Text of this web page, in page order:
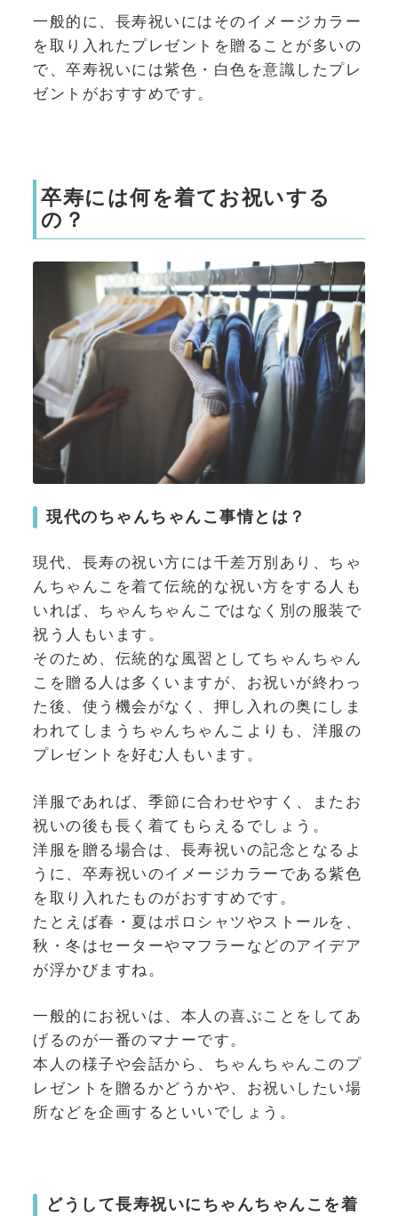
一般的に、長寿祝いにはそのイメージカラー
を取り入れたプレゼントを贈ることが多いの
で、卒寿祝いには紫色・白色を意識したプレ
ゼントがおすすめです。
卒寿には何を着てお祝いする
の？
現代のちゃんちゃんこ事情とは？
現代、長寿の祝い方には千差万別あり、ちゃ
んちゃんこを着て伝統的な祝い方をする人も
いれば、ちゃんちゃんこではなく別の服装で
祝う人もいます。
そのため、伝統的な風習としてちゃんちゃん
こを贈る人は多くいますが、お祝いが終わっ
た後、使う機会がなく、押し入れの奥にしま
われてしまうちゃんちゃんこよりも、洋服の
プレゼントを好む人もいます。
洋服であれば、季節に合わせやすく、またお
祝いの後も長く着てもらえるでしょう。
洋服を贈る場合は、長寿祝いの記念となるよ
うに、卒寿祝いのイメージカラーである紫色
を取り入れたものがおすすめです。
たとえば春・夏はポロシャツやストールを、
秋・冬はセーターやマフラーなどのアイデア
が浮かびますね。
一般的にお祝いは、本人の喜ぶことをしてあ
げるのが一番のマナーです。
本人の様子や会話から、ちゃんちゃんこのプ
レゼントを贈るかどうかや、お祝いしたい場
所などを企画するといいでしょう。
どうして長寿祝いにちゃんちゃんこを着